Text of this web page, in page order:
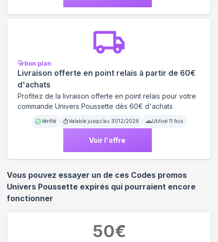
bon plan
Livraison offerte en point relais à partir de 60€
d'achats
Profitez de la livraison offerte en point relais pour votre
commande Univers Poussette dès 60€ d'achats
Vérifié Valable jusqu'au 31/12/2026 Utilisé 11 fois
Voir l'offre
Vous pouvez essayer un de ces Codes promos
Univers Poussette expirés qui pourraient encore
fonctionner
50€